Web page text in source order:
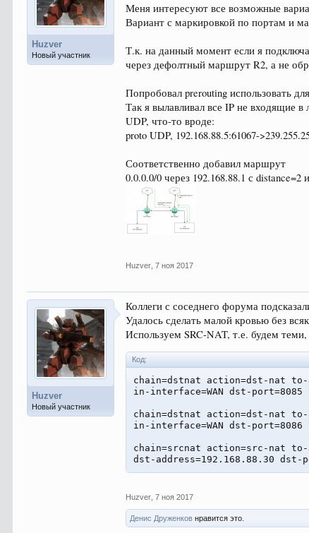
Huzver
Новый участник
Меня интересуют все возможные
Вариант с маркировкой по портам и
Т.к. на данный момент если я
через дефолтный маршрут R2, а не
Попробовал prerouting использовать
Так я вылавливал все IP не входящие
UDP, что-то вроде:
proto UDP, 192.168.88.5:61067-
Соответственно добавил маршрут
0.0.0.0/0 через 192.168.88.1 с
Huzver 7 ноя 2017
Huzver
Новый участник
Коллеги с соседнего форума
Удалось сделать малой кровью без
Используем SRC-NAT, т.е. будем теми,
Код:
chain=dstnat action=dst-nat to-
in-interface=WAN dst-
chain=dstnat action=dst-nat to-
in-interface=WAN dst-
chain=srcnat action=src-nat to-
dst-address=192.168.88.30
Huzver 7 ноя 2017
Денис Друженков нравится это.